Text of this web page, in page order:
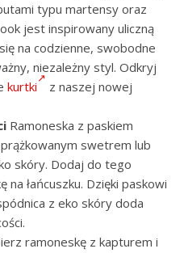
typu martensy oraz
jest inspirowany uliczną
na codzienne, swobodne
niezależny styl. Odkryj
kurtki
z naszej nowej
Ramoneska z paskiem
swetrem lub
skóry. Dodaj do tego
na łańcuszku. Dzięki paskowi
z eko skóry doda
ramoneskę z kapturem i